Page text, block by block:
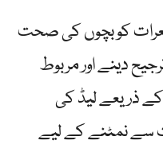
کو بچوں کی صحت
دینے اور مربوط
کے ذریعے لیڈ کی
سے نمٹنے کے لیے